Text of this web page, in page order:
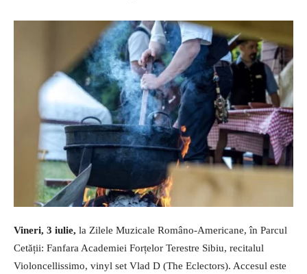
Vineri, 3 iulie, la Zilele Muzicale Româno-Americane, în Parcul
Cetății: Fanfara Academiei Forțelor Terestre Sibiu, recitalul
Violoncellissimo, vinyl set Vlad D (The Eclectors). Accesul este